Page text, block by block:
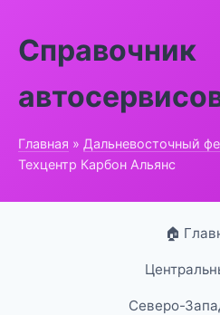
Справочник
Главная » Дальневосточный
Техцентр Карбон Альянс
🏠
Северо-